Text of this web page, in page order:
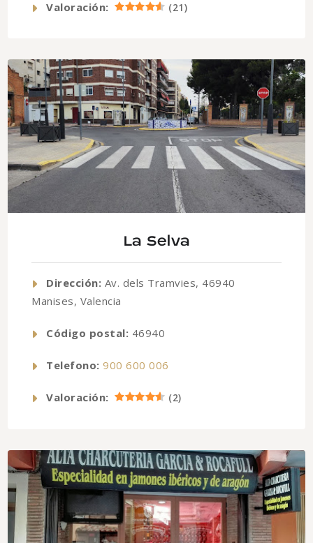
Valoración: (21)
La Selva
Dirección: Av. dels Tramvies, 46940
Manises, Valencia
Código postal: 46940
Telefono: 900 600 006
Valoración: (2)